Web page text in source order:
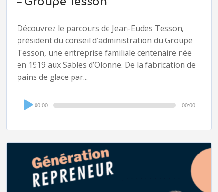
Découvrez le parcours de Jean-Eudes Tesson,
président du conseil d’administration du Groupe
Tesson, une entreprise familiale centenaire née
en 1919 aux Sables d’Olonne. De la fabrication de
pains de glace par...
Audio
Player
00:00 00:00